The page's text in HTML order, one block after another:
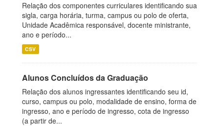
Relação dos componentes curriculares identificando sua
sigla, carga horária, turma, campus ou polo de oferta,
Unidade Acadêmica responsável, docente ministrante,
ano e período...
CSV
Alunos Concluídos da Graduação
Relação dos alunos ingressantes identificando seu id,
curso, campus ou polo, modalidade de ensino, forma de
ingresso, ano e período de ingresso, cota de ingresso
(a partir de...